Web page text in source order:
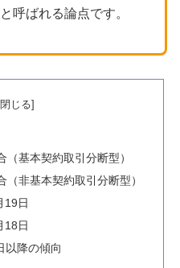
と呼ばれる論点です。
基本契約取引分断型）
非基本契約取引分断型）
19日
18日
以降の傾向